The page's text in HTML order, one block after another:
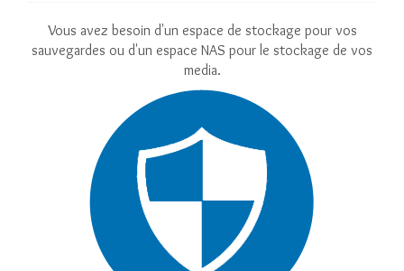
Vous avez besoin d'un espace de stockage pour vos
sauvegardes ou d'un espace NAS pour le stockage de vos
media.